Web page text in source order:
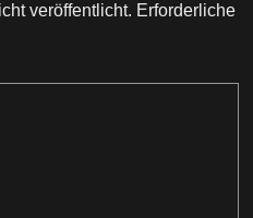
veröffentlicht. Erforderliche